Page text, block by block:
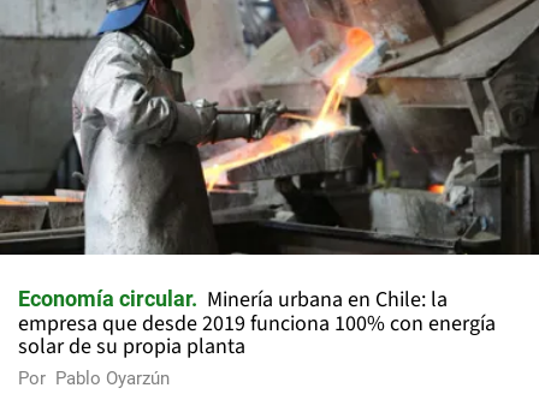
Economía circular
Minería urbana en Chile: la
empresa que desde 2019 funciona 100% con energía
solar de su propia planta
Por Pablo Oyarzún